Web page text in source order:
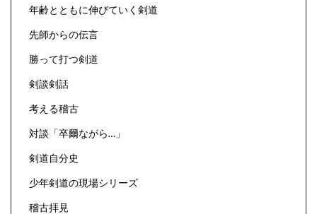
年齢とともに伸びていく剣道
先師からの伝言
勝って打つ剣道
剣談剣話
考える稽古
対談「卒爾ながら…」
剣道自分史
少年剣道の現場シリーズ
稽古拝見